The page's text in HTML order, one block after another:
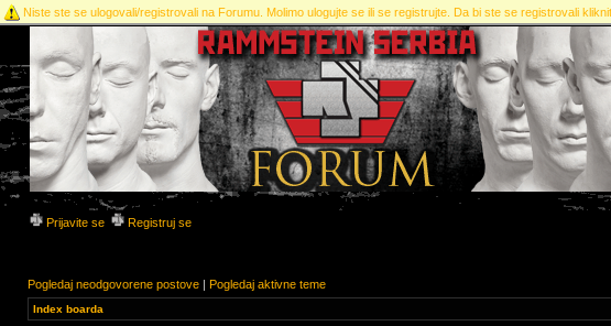
Niste ste se ulogovali/registrovali na Forumu. Molimo ulogujte se ili se registrujte. Da bi ste se registrovali
Prijavite se Registruj se
Pogledaj neodgovorene postove | Pogledaj aktivne teme
Index boarda